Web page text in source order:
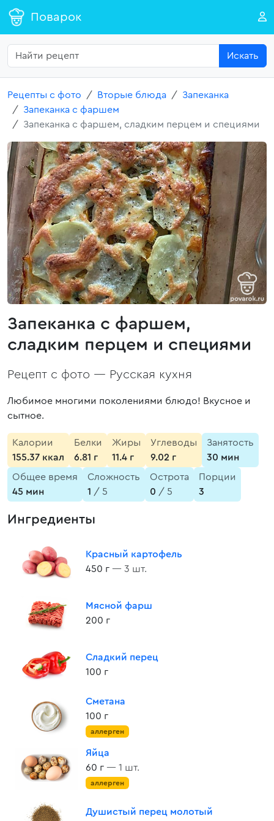
Поварок
Искать
Рецепты с фото Вторые блюда
Запеканка
Запеканка с фаршем
Запеканка с фаршем, сладким перцем и специями
Запеканка с фаршем,
сладким перцем и специями
Рецепт с фото — Русская кухня
Любимое многими поколениями блюдо! Вкусное и
сытное.
Калории
155.37 ккал
Белки
6.81 г
Жиры
11.4 г
Углеводы
9.02 г
Занятость
30 мин
Общее время
45 мин
Сложность
1 / 5
Острота
0 / 5
Порции
3
Ингредиенты
Красный картофель
450 г — 3 шт.
Мясной фарш
200 г
Сладкий перец
100 г
Сметана
100 г
аллерген
Яйца
60 г — 1 шт.
аллерген
Душистый перец молотый